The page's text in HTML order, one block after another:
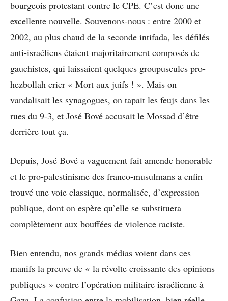
bourgeois protestant contre le CPE. C’est donc une
excellente nouvelle. Souvenons-nous : entre 2000 et
2002, au plus chaud de la seconde intifada, les défilés
anti-israéliens étaient majoritairement composés de
gauchistes, qui laissaient quelques groupuscules pro-
hezbollah crier « Mort aux juifs ! ». Mais on
vandalisait les synagogues, on tapait les feujs dans les
rues du 9-3, et José Bové accusait le Mossad d’être
derrière tout ça.
Depuis, José Bové a vaguement fait amende honorable
et le pro-palestinisme des franco-musulmans a enfin
trouvé une voie classique, normalisée, d’expression
publique, dont on espère qu’elle se substituera
complètement aux bouffées de violence raciste.
Bien entendu, nos grands médias voient dans ces
manifs la preuve de « la révolte croissante des opinions
publiques » contre l’opération militaire israélienne à